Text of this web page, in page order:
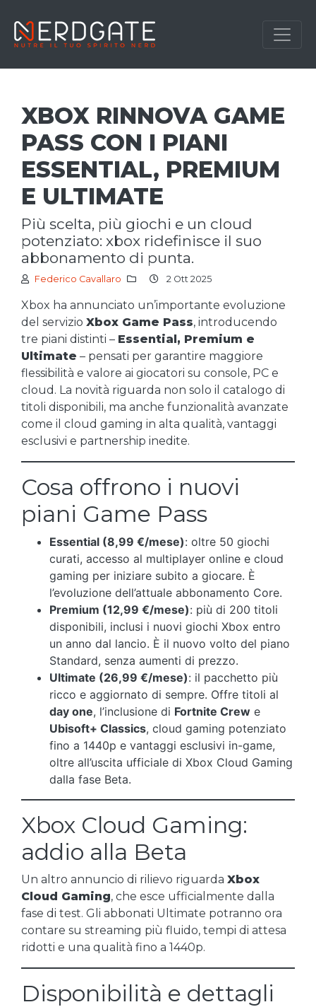
XBOX RINNOVA GAME
PASS CON I PIANI
ESSENTIAL, PREMIUM
E ULTIMATE
più scelta, più giochi e un cloud
potenziato: xbox ridefinisce il suo
abbonamento di punta.
Federico Cavallaro 2 Ott 2025
Xbox ha annunciato un’importante evoluzione
del servizio Xbox Game Pass, introducendo
tre piani distinti – Essential, Premium e
Ultimate – pensati per garantire maggiore
flessibilità e valore ai giocatori su console, PC e
cloud. La novità riguarda non solo il catalogo di
titoli disponibili, ma anche funzionalità avanzate
come il cloud gaming in alta qualità, vantaggi
esclusivi e partnership inedite.
Cosa offrono i nuovi
piani Game Pass
Essential (8,99 €/mese): oltre 50 giochi
curati, accesso al multiplayer online e cloud
gaming per iniziare subito a giocare. È
l’evoluzione dell’attuale abbonamento Core.
Premium (12,99 €/mese): più di 200 titoli
disponibili, inclusi i nuovi giochi Xbox entro
un anno dal lancio. È il nuovo volto del piano
Standard, senza aumenti di prezzo.
Ultimate (26,99 €/mese): il pacchetto più
ricco e aggiornato di sempre. Offre titoli al
day one, l’inclusione di Fortnite Crew e
Ubisoft+ Classics, cloud gaming potenziato
fino a 1440p e vantaggi esclusivi in-game,
oltre all’uscita ufficiale di Xbox Cloud Gaming
dalla fase Beta.
Xbox Cloud Gaming:
addio alla Beta
Un altro annuncio di rilievo riguarda Xbox
Cloud Gaming, che esce ufficialmente dalla
fase di test. Gli abbonati Ultimate potranno ora
contare su streaming più fluido, tempi di attesa
ridotti e una qualità fino a 1440p.
Disponibilità e dettagli